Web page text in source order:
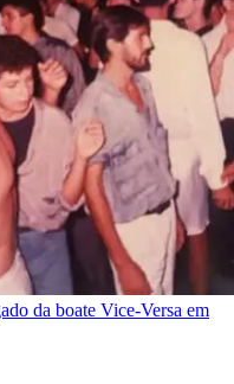
da boate Vice-Versa em